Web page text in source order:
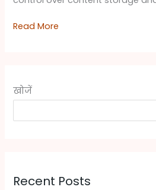
Read More
खोजें
Recent Posts